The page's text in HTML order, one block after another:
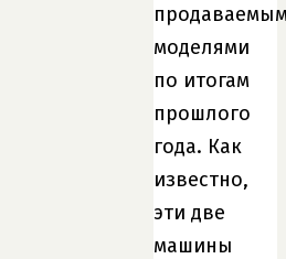
моделями
по итогам
прошлого
года. Как
известно,
эти две
машины